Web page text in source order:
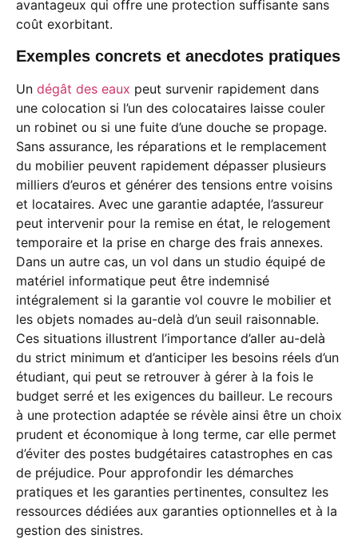
avantageux qui offre une protection suffisante sans
coût exorbitant.
Exemples concrets et anecdotes pratiques
Un dégât des eaux peut survenir rapidement dans
une colocation si l’un des colocataires laisse couler
un robinet ou si une fuite d’une douche se propage.
Sans assurance, les réparations et le remplacement
du mobilier peuvent rapidement dépasser plusieurs
milliers d’euros et générer des tensions entre voisins
et locataires. Avec une garantie adaptée, l’assureur
peut intervenir pour la remise en état, le relogement
temporaire et la prise en charge des frais annexes.
Dans un autre cas, un vol dans un studio équipé de
matériel informatique peut être indemnisé
intégralement si la garantie vol couvre le mobilier et
les objets nomades au-delà d’un seuil raisonnable.
Ces situations illustrent l’importance d’aller au-delà
du strict minimum et d’anticiper les besoins réels d’un
étudiant, qui peut se retrouver à gérer à la fois le
budget serré et les exigences du bailleur. Le recours
à une protection adaptée se révèle ainsi être un choix
prudent et économique à long terme, car elle permet
d’éviter des postes budgétaires catastrophes en cas
de préjudice. Pour approfondir les démarches
pratiques et les garanties pertinentes, consultez les
ressources dédiées aux garanties optionnelles et à la
gestion des sinistres.